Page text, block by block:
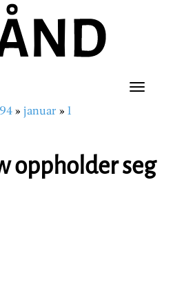
Toggle
januar 1
oppholder seg